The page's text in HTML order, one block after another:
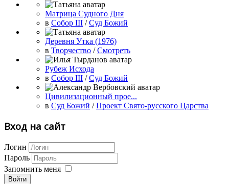
Матрица Судного Дня
в Собор III /Суд Божий
Деревня Утка (1976)
в Творчество /Смотреть
Рубеж Исхода
в Собор III /Суд Божий
Цивилизационный прое...
в Суд Божий /Проект Свято-русского Царства
Вход на сайт
Логин
Пароль
Запомнить меня
Войти